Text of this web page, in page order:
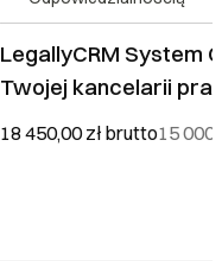
LegallyCRM System
Twojej kancelarii
18 450,00 zł brutto15